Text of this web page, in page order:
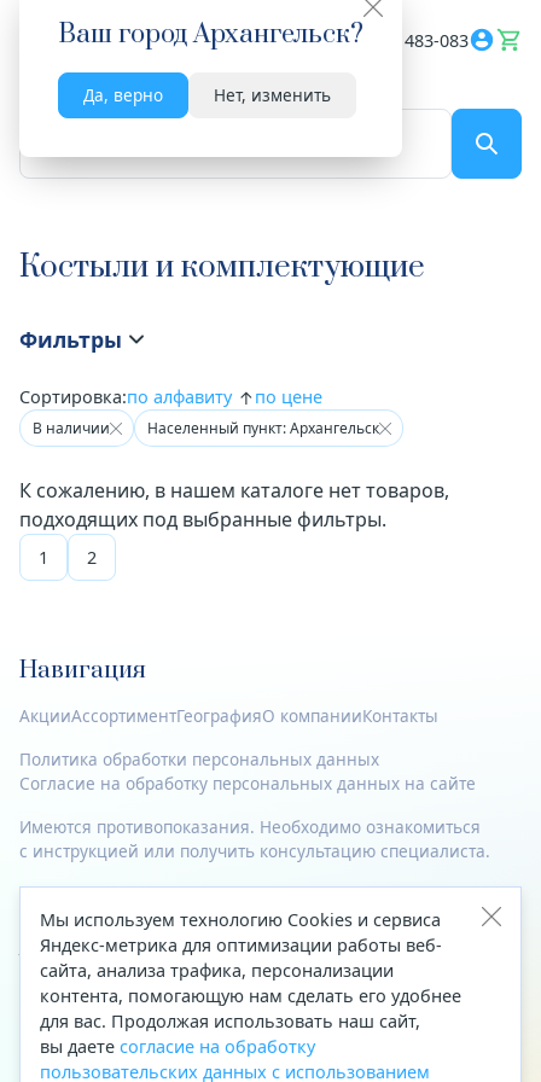
Ваш городАрхангельск?
Да, верно Нет, изменить
Весь сайт 8182 483-083
Костыли и комплектующие
Фильтры
Сортировка:по алфавиту по цене
В наличии Населенный пункт: Архангельск
К сожалению, в нашем каталоге нет товаров,
подходящих под выбранные фильтры.
1 2
Навигация
АкцииАссортиментГеографияО компанииКонтакты
Политика обработки персональных данных
Согласие на обработку персональных данных на сайте
Имеются противопоказания. Необходимо ознакомиться
с инструкцией или получить консультацию специалиста.
© 2023—2026 Все права защищены.
Адрес
Архангельск, ул. Папанина, д. 19 (вход в здание со стороны
автоцентра «Тойота»)
Приемная Генерального директора
Мы используем технологию Cookies и сервиса
Яндекс-метрика для оптимизации работы веб-
сайта, анализа трафика, персонализации
контента, помогающую нам сделать его удобнее
для вас. Продолжая использовать наш сайт,
вы даете согласие на обработку
пользовательских данных с использованием